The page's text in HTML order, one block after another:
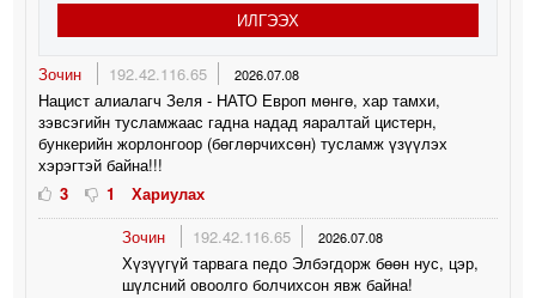
ИЛГЭЭХ
Зочин 192.42.116.65 2026.07.08
Нацист алиалагч Зеля - НАТО Европ мөнгө, хар тамхи,
зэвсэгийн тусламжаас гадна надад яаралтай цистерн,
бункерийн жорлонгоор (бөглөрчихсөн) тусламж үзүүлэх
хэрэгтэй байна!!!
3
1
Хариулах
Зочин
192.42.116.65 2026.07.08
Хүзүүгүй тарвага педо Элбэгдорж бөөн нус, цэр,
шүлсний овоолго болчихсон явж байна!